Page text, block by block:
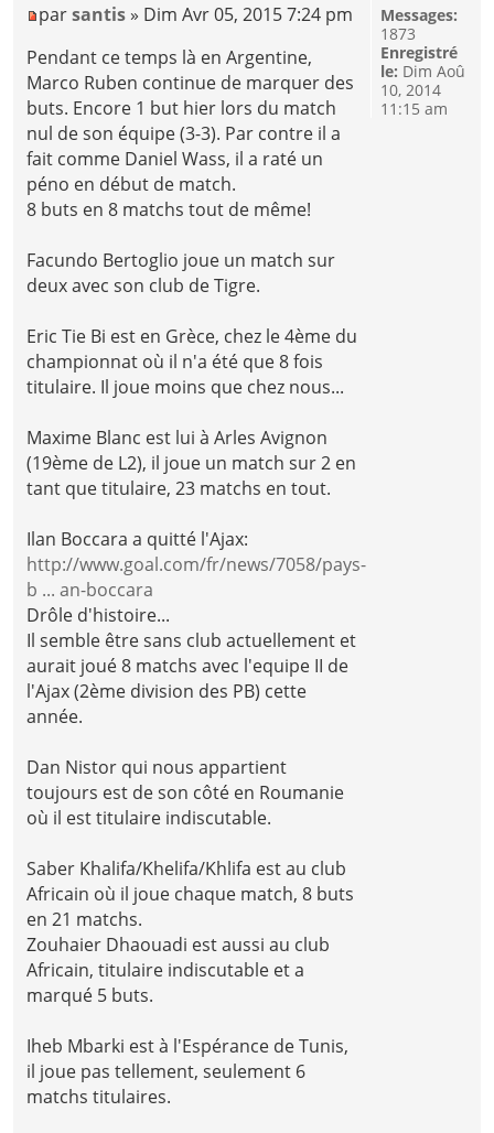
parsantis » Dim Avr 05, 2015 7:24 pm
Pendant ce temps là en Argentine,
Marco Ruben continue de marquer des
buts. Encore 1 but hier lors du match
nul de son équipe (3-3). Par contre il a
fait comme Daniel Wass, il a raté un
péno en début de match.
8 buts en 8 matchs tout de même!
Facundo Bertoglio joue un match sur
deux avec son club de Tigre.
Eric Tie Bi est en Grèce, chez le 4ème du
championnat où il n'a été que 8 fois
titulaire. Il joue moins que chez nous...
Maxime Blanc est lui à Arles Avignon
(19ème de L2), il joue un match sur 2 en
tant que titulaire, 23 matchs en tout.
Ilan Boccara a quitté l'Ajax:
http://www.goal.com/fr/news/7058/pays-
b ... an-boccara
Drôle d'histoire...
Il semble être sans club actuellement et
aurait joué 8 matchs avec l'equipe II de
l'Ajax (2ème division des PB) cette
année.
Dan Nistor qui nous appartient
toujours est de son côté en Roumanie
où il est titulaire indiscutable.
Saber Khalifa/Khelifa/Khlifa est au club
Africain où il joue chaque match, 8 buts
en 21 matchs.
Zouhaier Dhaouadi est aussi au club
Africain, titulaire indiscutable et a
marqué 5 buts.
Iheb Mbarki est à l'Espérance de Tunis,
il joue pas tellement, seulement 6
matchs titulaires.
Messages:
1873
Enregistré
le: Dim Aoû
10, 2014
11:15 am